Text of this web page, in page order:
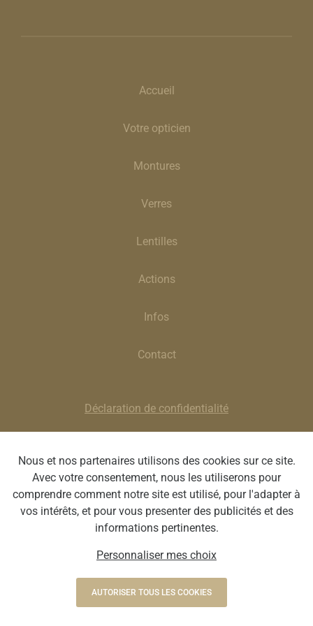
Accueil
Votre opticien
Montures
Verres
Lentilles
Actions
Infos
Contact
Déclaration de confidentialité
Webdesign by Optic Libre
Smeets Van Hopplynus | Chaussée de Waterloo 1359J,
1180 Uccle | BE 0413 596 518 | T : 02/375 44 00 | E
:uccle@svhopticiens.be
Nous et nos partenaires utilisons des cookies sur ce site.
Avec votre consentement, nous les utiliserons pour
comprendre comment notre site est utilisé, pour l'adapter à
vos intérêts, et pour vous presenter des publicités et des
informations pertinentes.
Personnaliser mes choix
AUTORISER TOUS LES COOKIES